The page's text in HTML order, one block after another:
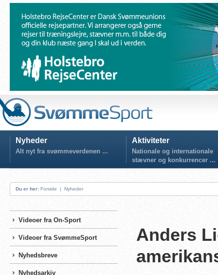
Nyheder
Alt nyt fra svømmeverdenen ...
Aktiviteter
Nationale og internationale
stævner og konkurrencer ...
Du er her: Forside | Nyheder
Videoer fra On-Sport
Videoer fra SvømmeSport
Nyhedsbreve
Nyhedsarkiv
Anders